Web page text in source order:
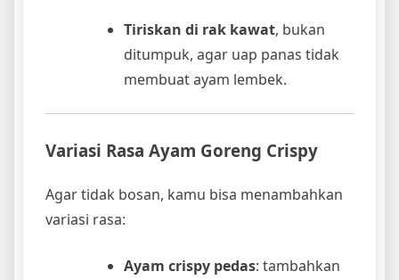
Tiriskan di rak kawat, bukan
ditumpuk, agar uap panas tidak
membuat ayam lembek.
Variasi Rasa Ayam Goreng Crispy
Agar tidak bosan, kamu bisa menambahkan
variasi rasa:
Ayam crispy pedas: tambahkan